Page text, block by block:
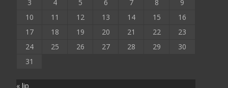
3
4 5 6 7 8
9
10
11 12 13 14 15
16
17
18 19 20 21 22
23
24
25 26 27 28 29
30
31
« lip